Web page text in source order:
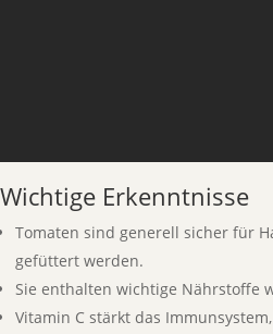
Wichtige Erkenntnisse
Tomaten sind generell sicher für
gefüttert werden.
Sie enthalten wichtige Nährstoffe
Vitamin C stärkt das